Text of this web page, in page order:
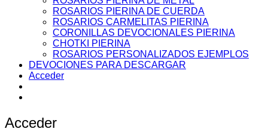
ROSARIOS PIERINA DE CUERDA
ROSARIOS CARMELITAS PIERINA
CORONILLAS DEVOCIONALES PIERINA
CHOTKI PIERINA
ROSARIOS PERSONALIZADOS EJEMPLOS
DEVOCIONES PARA DESCARGAR
Acceder
Acceder